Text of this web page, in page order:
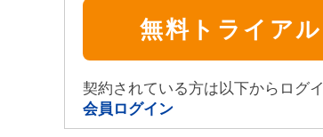
無料トライアル
契約されている方は以下からログ
会員ログイン